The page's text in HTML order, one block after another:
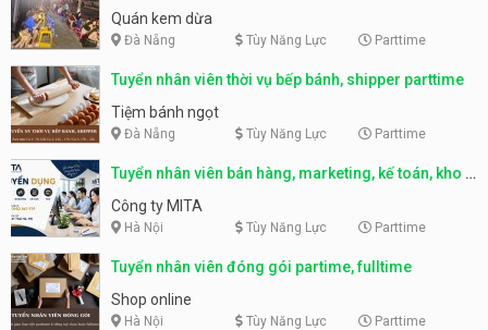
Quán kem dừa
Đà Nẵng Tùy Năng Lực Parttime
Tuyển nhân viên thời vụ bếp bánh, shipper parttime
Tiệm bánh ngọt
Đà Nẵng Tùy Năng Lực Parttime
Tuyển nhân viên bán hàng, marketing, kế toán, kho –
parttime, fulltime
Công ty MITA
Hà Nội Tùy Năng Lực Parttime
Tuyển nhân viên đóng gói partime, fulltime
Shop online
Hà Nội Tùy Năng Lực Parttime